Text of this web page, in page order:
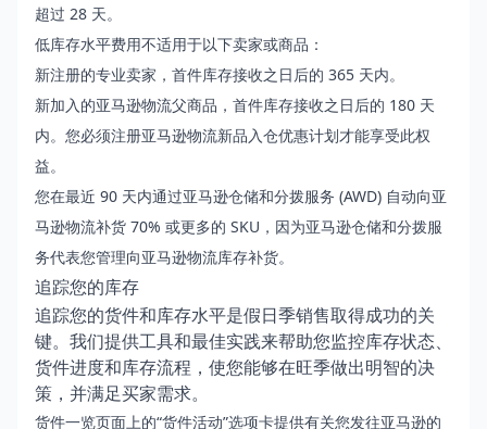
超过 28 天。
低库存水平费用不适用于以下卖家或商品：
新注册的专业卖家，首件库存接收之日后的 365 天内。
新加入的亚马逊物流父商品，首件库存接收之日后的 180 天
内。您必须注册亚马逊物流新品入仓优惠计划才能享受此权
益。
您在最近 90 天内通过亚马逊仓储和分拨服务 (AWD) 自动向亚
马逊物流补货 70% 或更多的 SKU，因为亚马逊仓储和分拨服
务代表您管理向亚马逊物流库存补货。
追踪您的库存
追踪您的货件和库存水平是假日季销售取得成功的关
键。我们提供工具和最佳实践来帮助您监控库存状态、
货件进度和库存流程，使您能够在旺季做出明智的决
策，并满足买家需求。
货件一览页面上的“货件活动”选项卡提供有关您发往亚马逊的